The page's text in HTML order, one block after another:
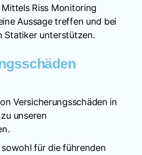
Riss Monitoring
Aussage treffen und bei
Statiker unterstützen.
Versicherungsschäden in
unseren
für die führenden